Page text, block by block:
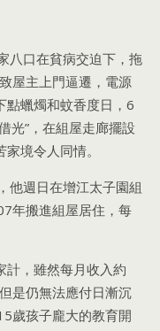
八口在貧病交迫下，拖
屋主上門逼遷，電源
點蠟燭和蚊香度日，6
光”，在組屋走廊擺設
境令人同情。
他週日在增江太子園組
年搬進組屋居住，每
計，雖然每月收入約
是仍無法應付日漸沉
歲孩子龐大的教育開